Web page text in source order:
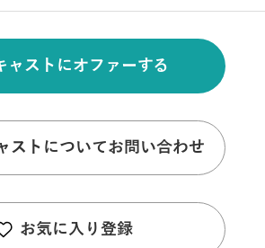
ャストにオファーする
ストについてお問い合わせ
お気に入り登録